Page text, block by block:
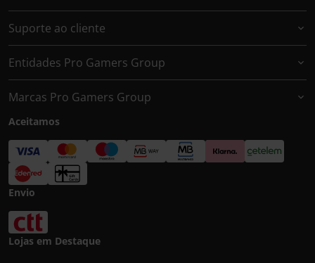
Suporte ao cliente
Entidades Pro Gamers Group
Marcas Pro Gamers Group
Aceitamos
Envio
Lojas em Destaque